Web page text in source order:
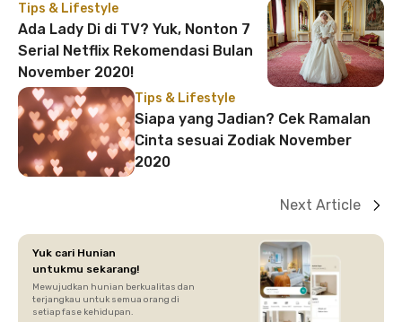
Tips & Lifestyle
Ada Lady Di di TV? Yuk, Nonton 7
Serial Netflix Rekomendasi Bulan
November 2020!
Tips & Lifestyle
Siapa yang Jadian? Cek Ramalan
Cinta sesuai Zodiak November
2020
Next Article
Yuk cari Hunian
untukmu sekarang!
Mewujudkan hunian berkualitas dan
terjangkau untuk semua orang di
setiap fase kehidupan.